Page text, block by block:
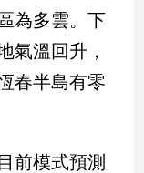
為多雲。下
氣溫回升，
春半島有零
前模式預測